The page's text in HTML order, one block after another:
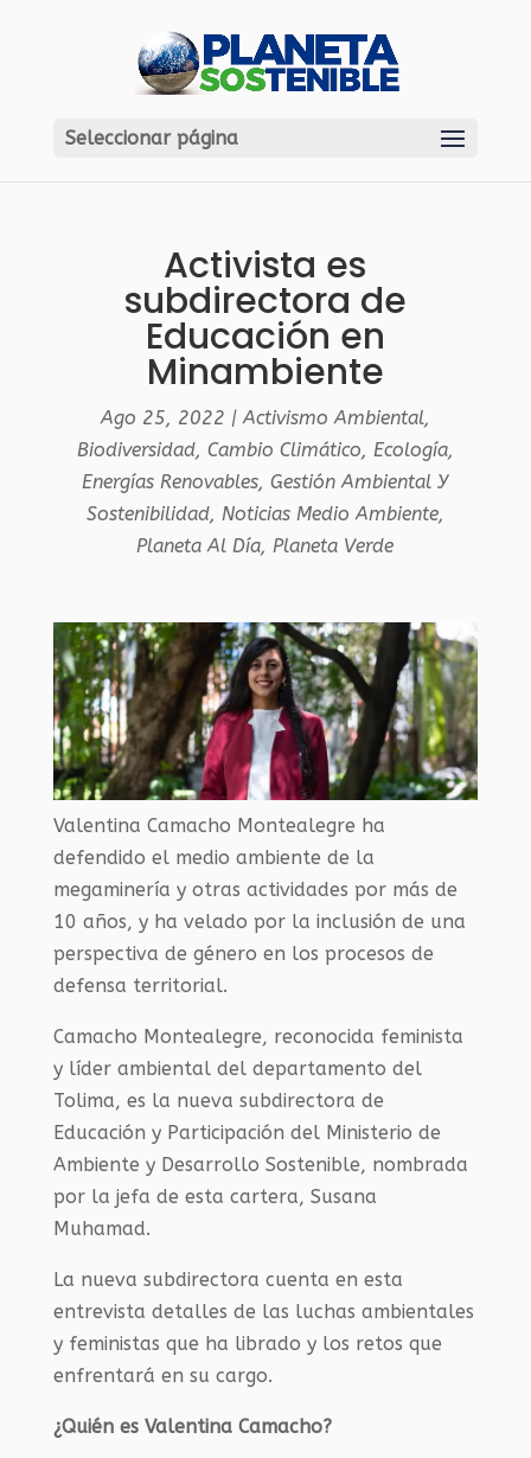
Seleccionar página
Activista es
subdirectora de
Educación en
Minambiente
Ago 25, 2022 |Activismo Ambiental,
Biodiversidad, Cambio Climático, Ecología,
Energías Renovables,Gestión Ambiental Y
Sostenibilidad, Noticias Medio Ambiente,
Planeta Al Día,Planeta Verde
Valentina Camacho Montealegre ha
defendido el medio ambiente de la
megaminería y otras actividades por más de
10 años, y ha velado por la inclusión de una
perspectiva de género en los procesos de
defensa territorial.
Camacho Montealegre, reconocida feminista
y líder ambiental del departamento del
Tolima, es la nueva subdirectora de
Educación y Participación del Ministerio de
Ambiente y Desarrollo Sostenible, nombrada
por la jefa de esta cartera, Susana
Muhamad.
La nueva subdirectora cuenta en esta
entrevista detalles de las luchas ambientales
y feministas que ha librado y los retos que
enfrentará en su cargo.
¿Quién es Valentina Camacho?